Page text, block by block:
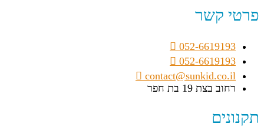
פרטי קשר
052-6619193
052-6619193
contact@sunkid.co.il
רחוב בצת 19 בת חפר
תקנונים